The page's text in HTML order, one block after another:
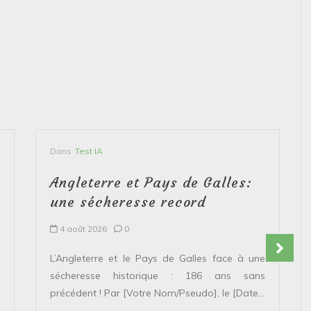
Dans Test IA
Angleterre et Pays de Galles:
une sécheresse record
4 août 2026 0
L’Angleterre et le Pays de Galles face à une
sécheresse historique : 186 ans sans
précédent ! Par [Votre Nom/Pseudo], le [Date...